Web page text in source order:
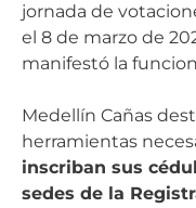
jornada de
el 8 de marzo de
manifestó la
Medellín Cañas
herramientas
inscriban sus
sedes de la